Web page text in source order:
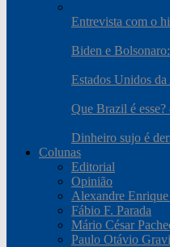
Entrevista com o
Biden e
Estados Unidos
Que Brazil é
Dinheiro sujo é
Colunas
Editorial
Opinião
Alexandre
Fábio F. Parada
Mário César
Paulo Otávio